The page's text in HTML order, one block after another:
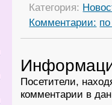
Категория:
Комментарии:
Посетители,
комментарии в